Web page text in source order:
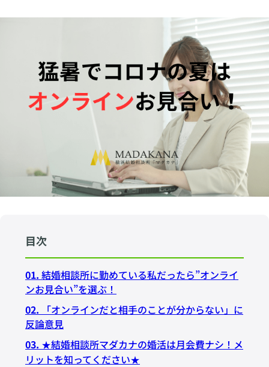
目次
01. 結婚相談所に勤めている私だったら”オンライ
ンお見合い”を選ぶ！
02. 「オンラインだと相手のことが分からない」に
反論意見
03. ★結婚相談所マダカナの婚活は月会費ナシ！メ
リットを知ってください★